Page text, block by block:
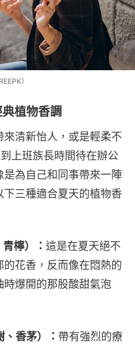
）
植物香調
清新怡人，或是輕柔不
上班族長時間待在辦公
為自己和同事帶來一陣
三種適合夏天的植物香
檸）： 這是在夏天絕不
花香，反而像在悶熱的
爆開的那股酸甜氣泡
香茅）： 帶有強烈的療